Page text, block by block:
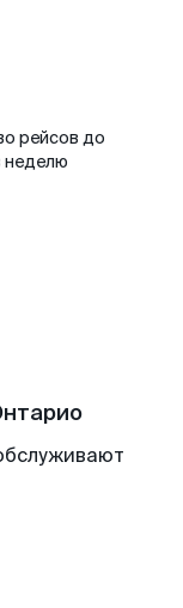
рейсов до
неделю